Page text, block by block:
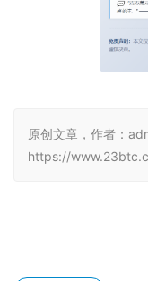
原创文章，作者：
https://